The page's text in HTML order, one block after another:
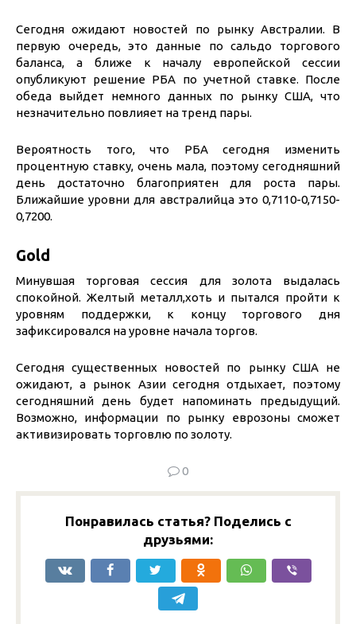
Сегодня ожидают новостей по рынку Австралии. В
первую очередь, это данные по сальдо торгового
баланса, а ближе к началу европейской сессии
опубликуют решение РБА по учетной ставке. После
обеда выйдет немного данных по рынку США, что
незначительно повлияет на тренд пары.
Вероятность того, что РБА сегодня изменить
процентную ставку, очень мала, поэтому сегодняшний
день достаточно благоприятен для роста пары.
Ближайшие уровни для австралийца это 0,7110-0,7150-
0,7200.
Gold
Минувшая торговая сессия для золота выдалась
спокойной. Желтый металл,хоть и пытался пройти к
уровням поддержки, к концу торгового дня
зафиксировался на уровне начала торгов.
Сегодня существенных новостей по рынку США не
ожидают, а рынок Азии сегодня отдыхает, поэтому
сегодняшний день будет напоминать предыдущий.
Возможно, информации по рынку еврозоны сможет
активизировать торговлю по золоту.
0
Понравилась статья? Поделись с
друзьями: